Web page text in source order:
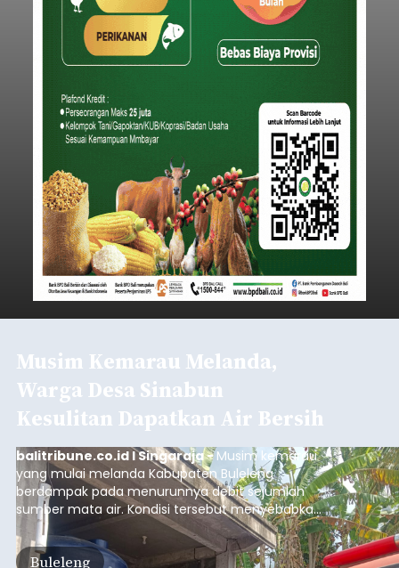
Musim Kemarau Melanda,
Warga Desa Sinabun
Kesulitan Dapatkan Air Bersih
balitribune.co.id I Singaraja -Musim kemarau
yang mulai melanda Kabupaten Buleleng
berdampak pada menurunnya debit sejumlah
sumber mata air. Kondisi tersebut menyebabkan
warga di beberapa desa mulai mengalami
kesulitan mendapatkan air bersih, terutama
untuk memenuhi kebutuhan mandi, cuci, dan
Buleleng